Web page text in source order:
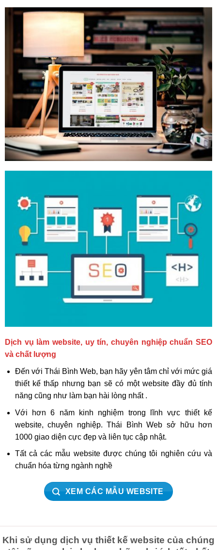
Dịch vụ làm website, uy tín, chuyên nghiệp chuẩn SEO
và chất lượng
Đến với Thái Bình Web, bạn hãy yên tâm chỉ với mức giá
thiết kế thấp nhưng bạn sẽ có một website đầy đủ tính
năng cũng như làm bạn hài lòng nhất .
Với hơn 6 năm kinh nghiệm trong lĩnh vực thiết kế
website, chuyên nghiệp. Thái Bình Web sở hữu hơn
1000 giao diện cực đẹp và liên tục cập nhật.
Tất cả các mẫu website được chúng tôi nghiên cứu và
chuẩn hóa từng ngành nghề
XEM CÁC MẪU WEBSITE
Khi sử dụng dịch vụ thiết kế website của chúng